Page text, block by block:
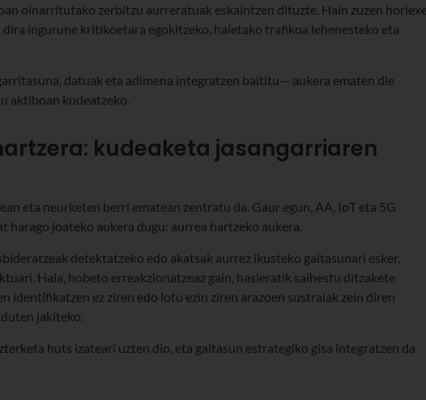
oinarritutako zerbitzu aurreratuak eskaintzen dituzte. Hain zuzen
dira ingurune kritikoetara egokitzeko, haietako trafikoa lehenesteko eta
datuak eta adimena integratzen baititu— aukera ematen die
aktiboan kudeatzeko.
kudeaketa jasangarriaren
eta neurketen berri ematean zentratu da. Gaur egun, AA, IoT eta 5G
joateko aukera dugu: aurrea hartzeko aukera.
detektatzeko edo akatsak aurrez ikusteko gaitasunari esker,
Hala, hobeto erreakzionatzeaz gain, hasieratik saihestu ditzakete
identifikatzen ez ziren edo lotu ezin ziren arazoen sustraiak zein diren
jakiteko.
huts izateari uzten dio, eta gaitasun estrategiko gisa integratzen da